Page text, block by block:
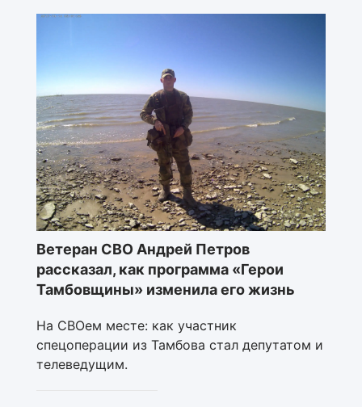
Ветеран СВО Андрей Петров
рассказал, как программа «Герои
Тамбовщины» изменила его жизнь
На СВОем месте: как участник
спецоперации из Тамбова стал депутатом и
телеведущим.